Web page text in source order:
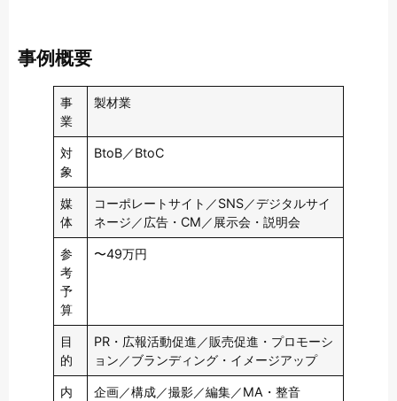
事例概要
事
業
製材業
対
象
BtoB／BtoC
媒
体
コーポレートサイト／SNS／デジタルサイ
ネージ／広告・CM／展示会・説明会
参
考
予
算
〜49万円
目
的
PR・広報活動促進／販売促進・プロモーシ
ョン／ブランディング・イメージアップ
内
企画／構成／撮影／編集／MA・整音